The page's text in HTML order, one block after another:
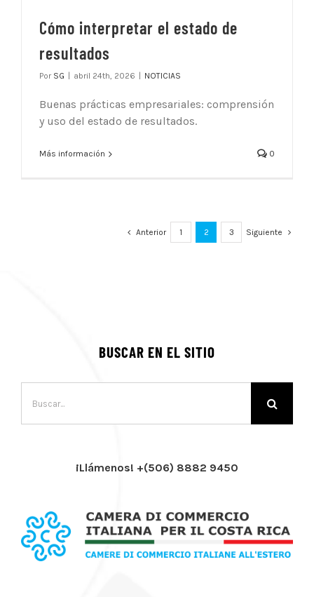
Cómo interpretar el estado de
resultados
Por SG abril 24th, 2026 NOTICIAS
Buenas prácticas empresariales: comprensión
y uso del estado de resultados.
Más información 0
Anterior 1 2 3 Siguiente
BUSCAR EN EL SITIO
¡Llámenos! +(506) 8882 9450